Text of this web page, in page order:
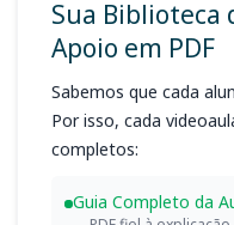
Sua Biblioteca
Apoio em PDF
Sabemos que cada
Por isso, cada
completos:
Guia Completo da